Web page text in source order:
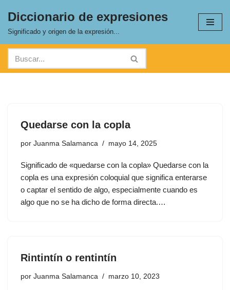
Saltar
contenido
Diccionario de expresiones
Significado y origen de la expresión...
Quedarse con la copla
por Juanma Salamanca mayo 14, 2025
Significado de «quedarse con la copla» Quedarse con la
copla es una expresión coloquial que significa enterarse
o captar el sentido de algo, especialmente cuando es
algo que no se ha dicho de forma directa.…
Rintintín o rentintín
por Juanma Salamanca marzo 10, 2023